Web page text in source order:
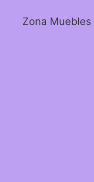
Zona Muebles